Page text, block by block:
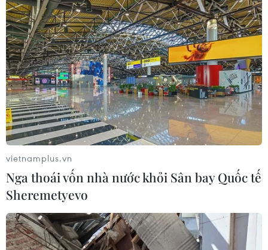
vietnamplus.vn
Nga thoái vốn nhà nước khỏi Sân bay Quốc tế
Sheremetyevo